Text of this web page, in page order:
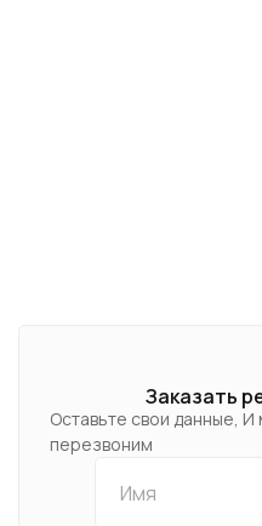
Заказать
Оставьте свои данные,
перезвоним